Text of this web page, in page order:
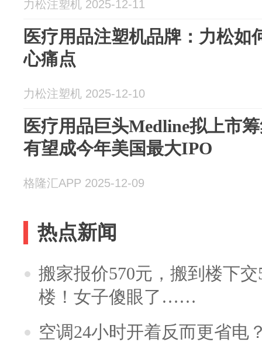
力松注塑机 2025-12-11
医疗用品注塑机品牌：力松如
心痛点
力松注塑机 2025-12-10
医疗用品巨头Medline拟上市
有望成今年美国最大IPO
格隆汇APP 2025-12-09
热点新闻
搬家报价570元，搬到楼下
楼！女子傻眼了……
空调24小时开着反而更省电